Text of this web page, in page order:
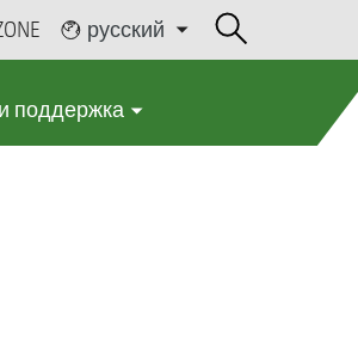
русский
поддержка